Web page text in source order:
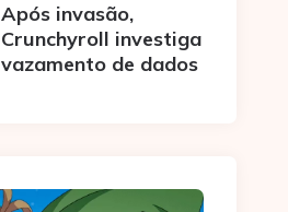
Após invasão,
Crunchyroll investiga
vazamento de dados